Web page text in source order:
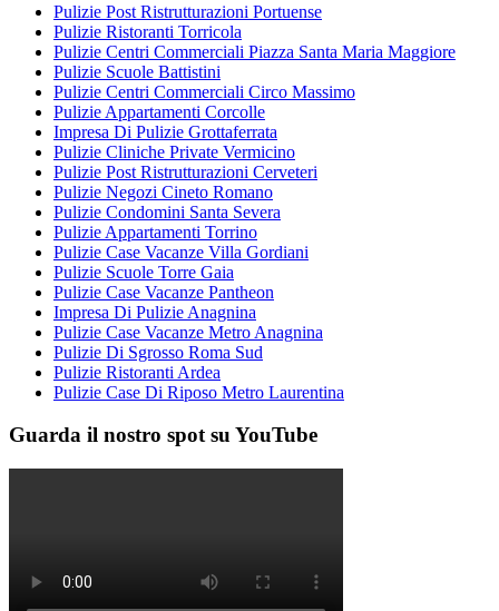
Pulizie Post Ristrutturazioni Portuense
Pulizie Ristoranti Torricola
Pulizie Centri Commerciali Piazza Santa Maria Maggiore
Pulizie Scuole Battistini
Pulizie Centri Commerciali Circo Massimo
Pulizie Appartamenti Corcolle
Impresa Di Pulizie Grottaferrata
Pulizie Cliniche Private Vermicino
Pulizie Post Ristrutturazioni Cerveteri
Pulizie Negozi Cineto Romano
Pulizie Condomini Santa Severa
Pulizie Appartamenti Torrino
Pulizie Case Vacanze Villa Gordiani
Pulizie Scuole Torre Gaia
Pulizie Case Vacanze Pantheon
Impresa Di Pulizie Anagnina
Pulizie Case Vacanze Metro Anagnina
Pulizie Di Sgrosso Roma Sud
Pulizie Ristoranti Ardea
Pulizie Case Di Riposo Metro Laurentina
Guarda il nostro spot su YouTube